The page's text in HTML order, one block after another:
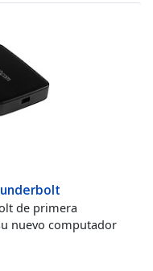
de primera
nuevo computador